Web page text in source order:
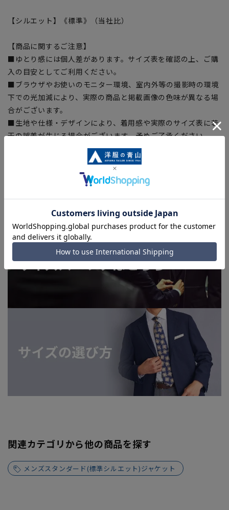
【シルエット】《標準》（当社比）
【商品に関するご注意】
■ゆとり感には個人差があります。サイズ表を確認の上、ご購
入の目安としてご利用ください。
■ブラウザやお使いのモニター環境、室内外等の撮影時の環境
下での光加減により、実際の商品と掲載画像の色味が異なる場
合がございます。
■生地や仕様・デザインにより、着用感や実際のサイズ表に若
干の誤差が生じる場合がございます。予めご了承ください。
■店舗や各モールサイトと商品在庫を共有しております関係
上、ご注文いただいたタイミングにより欠品が発生し、ご注文
を完了できない場合がございます。予めご了承ください。(お
急ぎ発送のご注文につきましても、ご注文のタイミングによっ
てはお急ぎ発送サービスを選択できない場合がございます。)
関連カテゴリから他の商品を探す
メンズスタンダード(標準シルエット)ジャケット